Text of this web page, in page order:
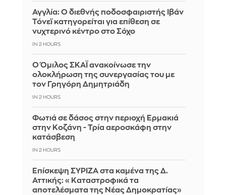
Αγγλία: Ο διεθνής ποδοσφαιριστής Ιβάν
Τόνεϊ κατηγορείται για επίθεση σε
νυχτερινό κέντρο στο Σόχο
IN 2 HOURS
Ο Όμιλος ΣΚΑΪ ανακοίνωσε την
ολοκλήρωση της συνεργασίας του με
τον Γρηγόρη Δημητριάδη
IN 2 HOURS
Φωτιά σε δάσος στην περιοχή Ερμακιά
στην Κοζάνη - Τρία αεροσκάφη στην
κατάσβεση
IN 2 HOURS
Επίσκεψη ΣΥΡΙΖΑ στα καμένα της Δ.
Αττικής: «Καταστροφικά τα
αποτελέσματα της Νέας Δημοκρατίας»